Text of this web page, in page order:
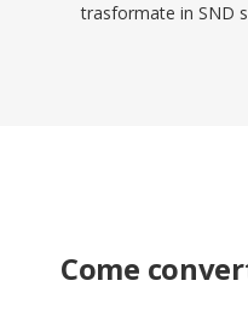
trasformate in SND
Come